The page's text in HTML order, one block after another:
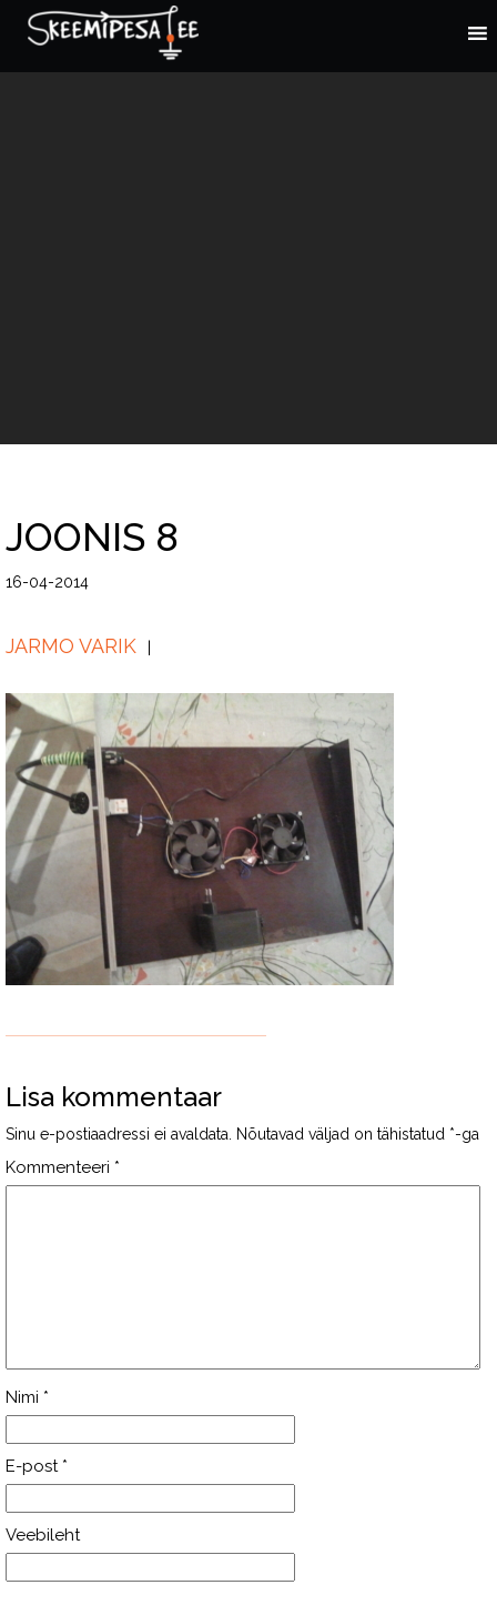
JOONIS 8
16-04-2014
JARMO VARIK
Lisa kommentaar
Sinu e-postiaadressi ei avaldata. Nõutavad väljad on tähistatud *-ga
Kommenteeri *
Nimi *
E-post *
Veebileht